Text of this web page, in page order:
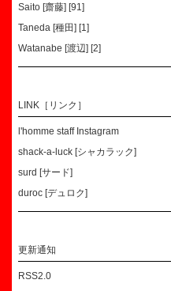
Saito [齋藤] [91]
Taneda [種田] [1]
Watanabe [渡辺] [2]
LINK［リンク］
l'homme staff Instagram
shack-a-luck [シャカラック]
surd [サード]
duroc [デュロク]
更新通知
RSS2.0